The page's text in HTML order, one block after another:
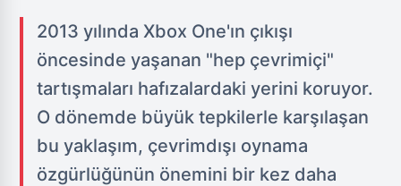
2013 yılında Xbox One'ın çıkışı
öncesinde yaşanan "hep çevrimiçi"
tartışmaları hafızalardaki yerini koruyor.
O dönemde büyük tepkilerle karşılaşan
bu yaklaşım, çevrimdışı oynama
özgürlüğünün önemini bir kez daha